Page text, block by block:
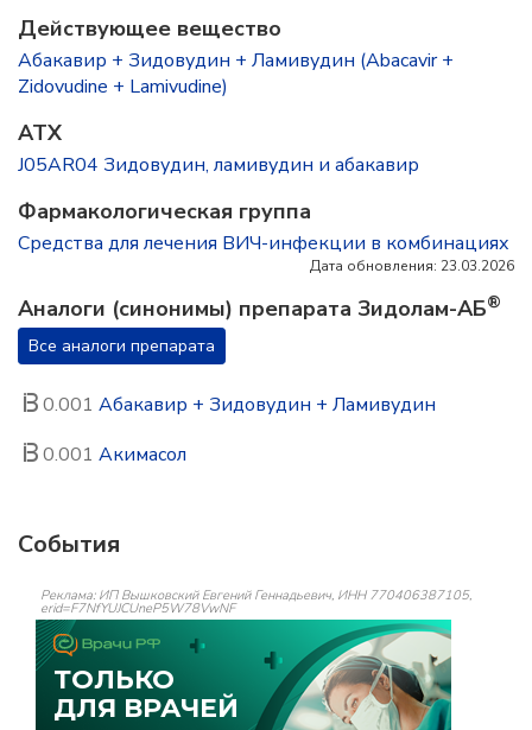
Действующее вещество
Абакавир + Зидовудин + Ламивудин (Abacavir +
Zidovudine + Lamivudine)
ATX
J05AR04 Зидовудин, ламивудин и абакавир
Фармакологическая группа
Средства для лечения ВИЧ-инфекции в комбинациях
Дата обновления: 23.03.2026
Аналоги (синонимы) препарата Зидолам-АБ®
Все аналоги препарата
0.001 Абакавир + Зидовудин + Ламивудин
0.001 Акимасол
События
Реклама: ИП Вышковский Евгений Геннадьевич, ИНН 770406387105,
erid=F7NfYUJCUneP5W78VwNF